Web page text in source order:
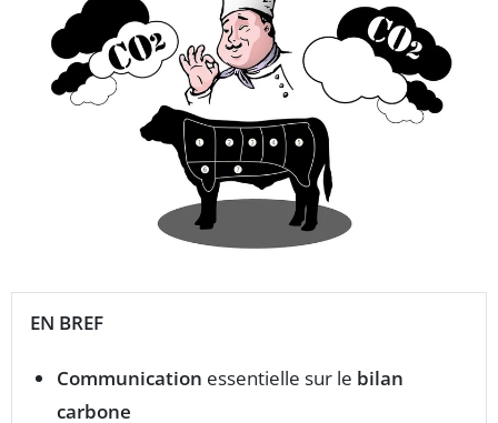
EN BREF
Communication essentielle sur le bilan
carbone